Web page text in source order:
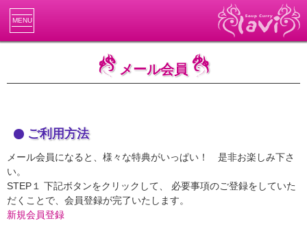
MENU
メール会員
ご利用方法
メール会員になると、様々な特典がいっぱい！ 是非お楽しみ下さ
い。
STEP１
下記ボタンをクリックして、 必要事項のご登録をしていた
だくことで、会員登録が完了いたします。
新規会員登録